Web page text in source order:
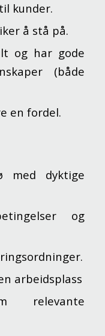
kunder.
å stå på.
og har gode
(både
en fordel.
med dyktige
og
arbeidsplass
relevante